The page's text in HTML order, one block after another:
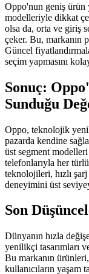
Oppo'nun geniş ürün
modelleriyle dikkat
olsa da, orta ve giriş
çeker. Bu, markanın
Güncel
seçim yapmasını
Sonuç:
Sunduğu
Oppo, teknolojik
pazarda kendine
üst segment
telefonlarıyla her
teknolojileri, hızlı
deneyimini üst
Son
Dünyanın hızla
yenilikçi tasarımları
Bu markanın
kullanıcıların yaşam